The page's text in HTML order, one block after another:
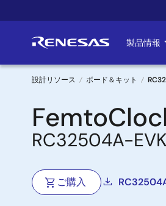
イ
ン
製品情報
パ
ン
く
ず
設計リソース ボード＆キット
RC32504A-EVK
ご購入